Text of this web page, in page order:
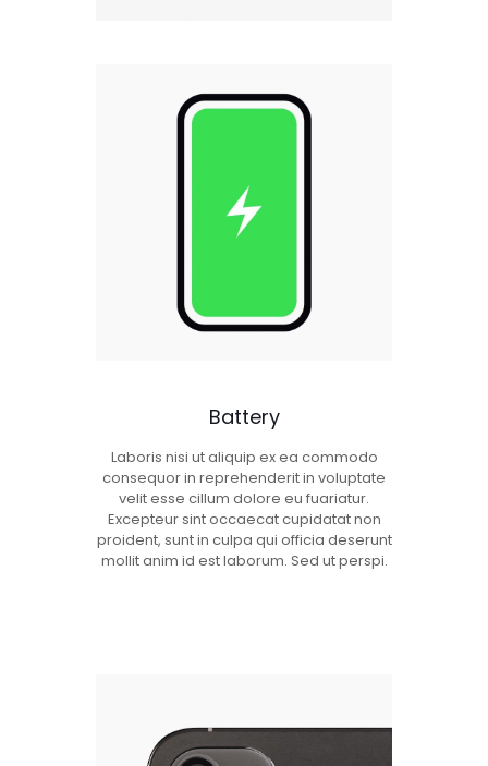
Battery
Laboris nisi ut aliquip ex ea commodo
consequor in reprehenderit in voluptate
velit esse cillum dolore eu fuariatur.
Excepteur sint occaecat cupidatat non
proident, sunt in culpa qui officia deserunt
mollit anim id est laborum. Sed ut perspi.